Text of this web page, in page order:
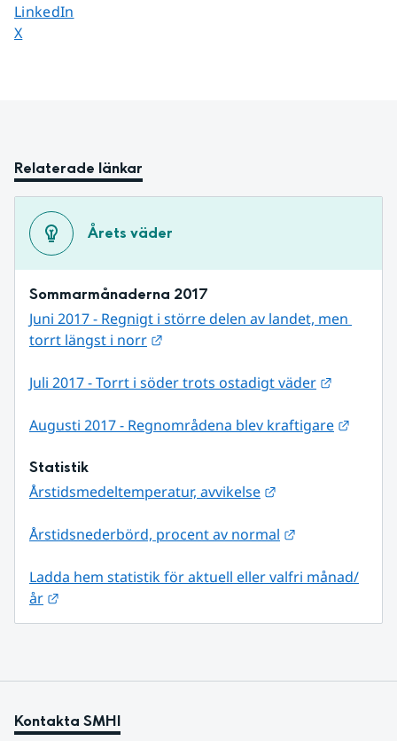
Dela sidan på
LinkedIn
Dela sidan på
X
Relaterade länkar
Årets väder
Sommarmånaderna 2017
Juni 2017 - Regnigt i större delen av landet, men
torrt längst i norr
Juli 2017 - Torrt i söder trots ostadigt väder
Augusti 2017 - Regnområdena blev kraftigare
Statistik
Årstidsmedeltemperatur, avvikelse
Årstidsnederbörd, procent av normal
Ladda hem statistik för aktuell eller valfri månad/
år
Kontakta SMHI